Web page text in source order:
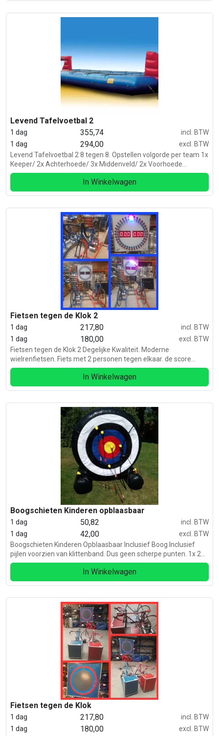
Levend Tafelvoetbal 2
1 dag 355,74
incl. BTW
1 dag
294,00
excl. BTW
Levend Tafelvoetbal 2 8 tegen 8. Opstellen volgorde per team 1x
Keeper/ 2x Achterhoede/ 3x Middenveld/ 2x Voorhoede
Inclusief 8x Harnas Inclusief opblaasbare boarding. Exclusief bal.
In Winkelwagen
Fietsen tegen de Klok 2
1 dag 217,80
incl. BTW
1 dag
180,00
excl. BTW
Fietsen tegen de Klok 2 Degelijke Kwaliteit. Moderne
wielrenfietsen. Fiets met 2 personen tegen elkaar. de score
wordt bijgehouden op het score bord.
In Winkelwagen
Boogschieten Kinderen opblaasbaar
1 dag 50,82
incl. BTW
1 dag
42,00
excl. BTW
Boogschieten Kinderen Opblaasbaar Inclusief Boog Inclusief
pijlen voorzien van klittenband. Dus geen scherpe punten. 1x 220
volt. Dit bord hoef je maar 1 keer op te blazen.
In Winkelwagen
Fietsen tegen de Klok
1 dag 217,80
incl. BTW
1 dag
180,00
excl. BTW